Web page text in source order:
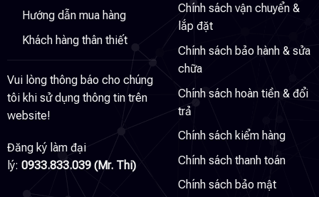
Hướng dẫn mua hàng
Khách hàng thân thiết
Vui lòng thông báo cho chúng
tôi khi sử dụng thông tin trên
website!
Đăng ký làm đại
lý: 0933.833.039 (Mr. Thi)
Chính sách vận chuyển &
lắp đặt
Chính sách bảo hành & sửa
chữa
Chính sách hoàn tiền & đổi
trả
Chính sách kiểm hàng
Chính sách thanh toán
Chính sách bảo mật